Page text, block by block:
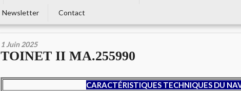
Newsletter Contact
1 Juin 2025
TOINET II MA.255990
CARACTÉRISTIQUES TECHNIQUES DU